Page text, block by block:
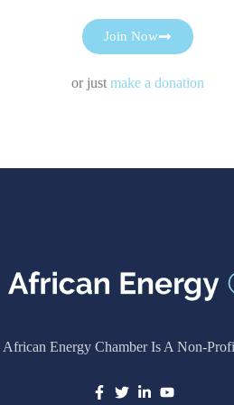
Join Now
or justmake a donation
African Energy Chamber Is A Non-